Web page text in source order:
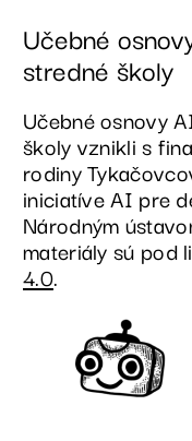
Učebné
stredné školy
Učebné osnovy
školy vznikli s
rodiny
iniciatíve AI pre
Národným
materiály sú pod
4.0.